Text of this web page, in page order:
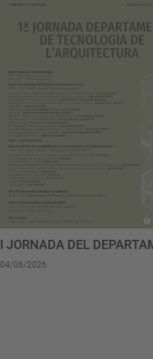
I JORNADA DEL
04/06/2026